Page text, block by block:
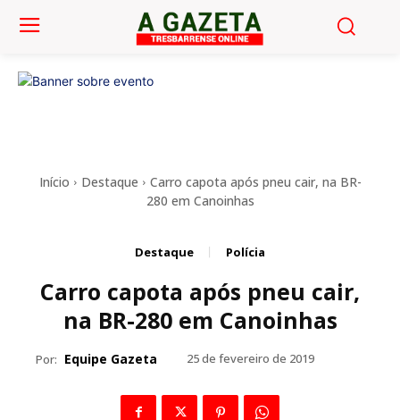
Início Destaque
Carro capota após pneu cair, na BR-
280 em Canoinhas
Destaque Polícia
Carro capota após pneu cair,
na BR-280 em Canoinhas
Por: Equipe Gazeta 25 de fevereiro de 2019